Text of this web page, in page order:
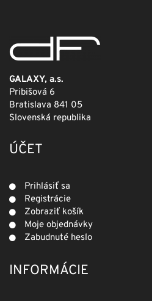
GALAXY, a.s.
Pribišová 6
Bratislava 841 05
Slovenská republika
ÚČET
Prihlásiť sa
Registrácie
Zobraziť košík
Moje objednávky
Zabudnuté heslo
INFORMÁCIE